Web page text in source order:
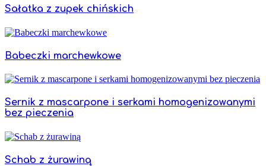
Sałatka z zupek chińskich
Babeczki marchewkowe
Sernik z mascarpone i serkami homogenizowanymi
bez pieczenia
Schab z żurawiną